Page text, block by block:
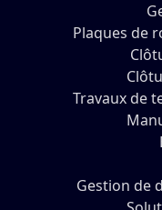
Plaques de
Travaux de
Gestion de